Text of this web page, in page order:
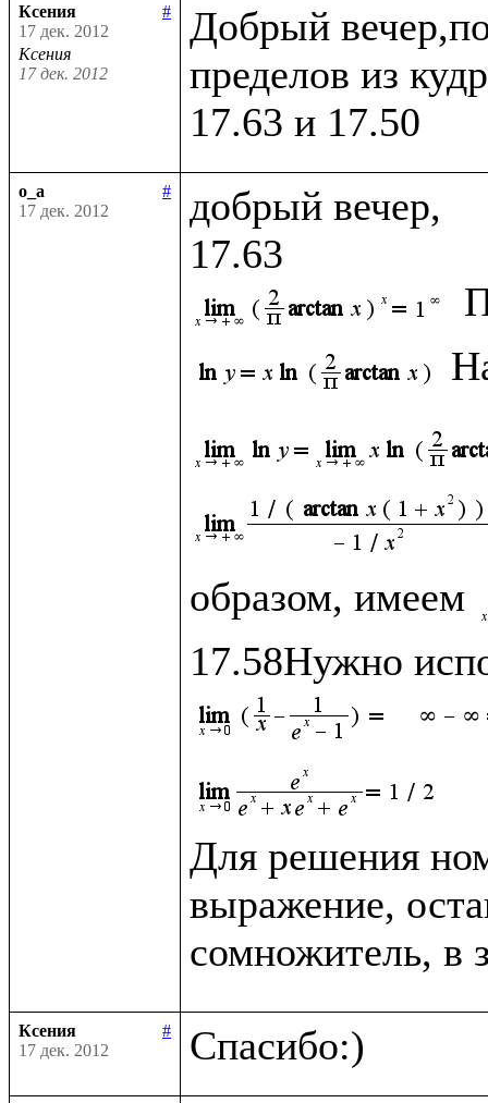
Ксения
#
17 дек. 2012
Ксения
17 дек. 2012
Добрый
пределов из
o_a
#
17 дек. 2012
добрый вечер,
образом, имеем
Для решения
выражение,
сомножитель, в
Ксения
#
17 дек. 2012